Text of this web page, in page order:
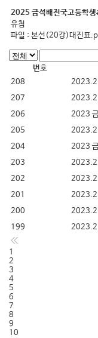
2025 금석배전국고등학생
유첨
파일 : 본선(20강)대진표
번호
208
207
206
2023
205
204
2023
203
202
201
200
199
1
2
3
4
5
6
7
8
9
10